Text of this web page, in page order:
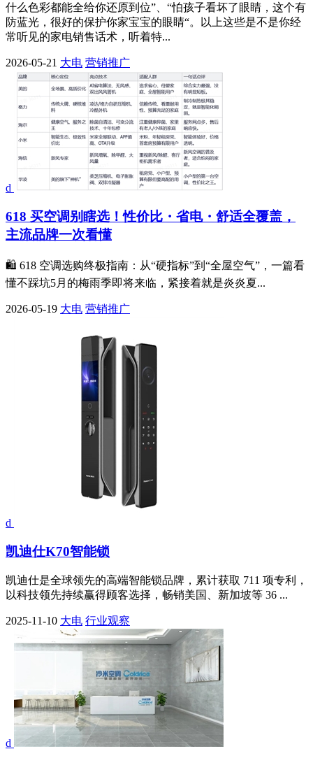
什么色彩都能全给你还原到位”、“怕孩子看坏了眼睛，这个有
防蓝光，很好的保护你家宝宝的眼睛“。以上这些是不是你经
常听见的家电销售话术，听着特...
2026-05-21 大电 营销推广
d
618 买空调别瞎选！性价比・省电・舒适全覆盖，
主流品牌一次看懂
🛍️ 618 空调选购终极指南：从“硬指标”到“全屋空气”，一篇看
懂不踩坑5月的梅雨季即将来临，紧接着就是炎炎夏...
2026-05-19 大电 营销推广
d
凯迪仕K70智能锁
凯迪仕是全球领先的高端智能锁品牌，累计获取 711 项专利，
以科技领先持续赢得顾客选择，畅销美国、新加坡等 36 ...
2025-11-10 大电 行业观察
d